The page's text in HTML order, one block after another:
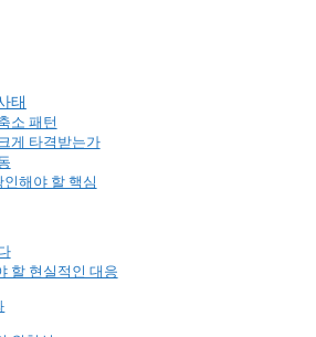
태
소 패턴
게 타격받는가
해야 할 핵심
할 현실적인 대응